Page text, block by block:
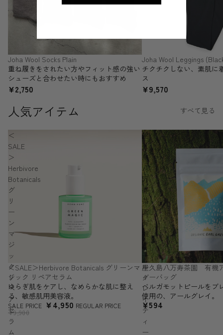
Joha Wool Socks Plain
重ね履きをされたい方やフィット感の強い
シューズと合わせたい時にもおすすめ
¥2,750
SOLD OUT
Joha Wool Leggings
チクチクしない、素肌に
ス
¥9,570
人気アイテム すべて見る
＜
SALE
＞
Herbivore
Botanicals
グ
リ
ー
ン
マ
ジ
ッ
ク
リ
ペ
ア
セ
ラ
ム
SALE
＜SALE＞Herbivore Botanicals グリーンマ
ジック リペアセラム
ゆらぎ肌をケアし、なめらかな肌に整え
る、敏感肌用美容液。
SALE PRICE ¥4,950 REGULAR PRICE
¥9,900
屋
久
島
八
万
寿
茶
園
有
機
ア
ー
ル
グ
レ
イ
テ
ィ
ー
屋久島八万寿茶園 有機
ィーバッグ
ベルガモットピールをブ
使用の、アールグレイ。
¥594